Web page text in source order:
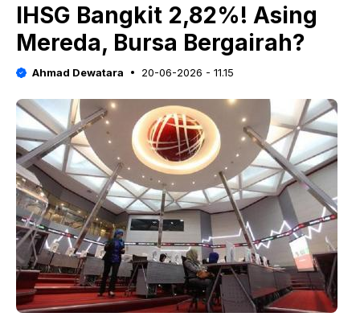
IHSG Bangkit 2,82%! Asing
Mereda, Bursa Bergairah?
Ahmad Dewatara 20-06-2026 - 11.15